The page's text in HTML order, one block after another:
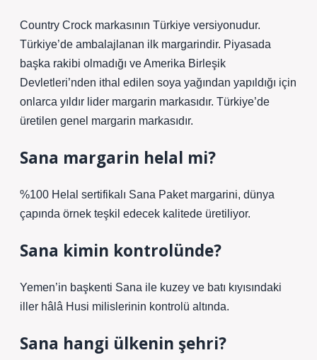
Country Crock markasının Türkiye versiyonudur.
Türkiye’de ambalajlanan ilk margarindir. Piyasada
başka rakibi olmadığı ve Amerika Birleşik
Devletleri’nden ithal edilen soya yağından yapıldığı için
onlarca yıldır lider margarin markasıdır. Türkiye’de
üretilen genel margarin markasıdır.
Sana margarin helal mi?
%100 Helal sertifikalı Sana Paket margarini, dünya
çapında örnek teşkil edecek kalitede üretiliyor.
Sana kimin kontrolünde?
Yemen’in başkenti Sana ile kuzey ve batı kıyısındaki
iller hâlâ Husi milislerinin kontrolü altında.
Sana hangi ülkenin şehri?